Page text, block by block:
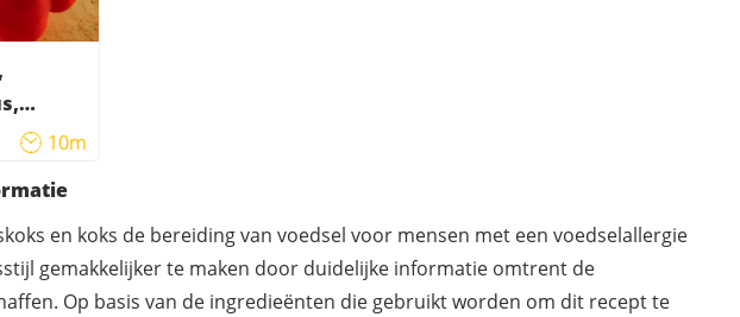
10m
en koks de bereiding van voedsel voor mensen met een voedselallergie
gemakkelijker te maken door duidelijke informatie omtrent de
Op basis van de ingredieënten die gebruikt worden om dit recept te